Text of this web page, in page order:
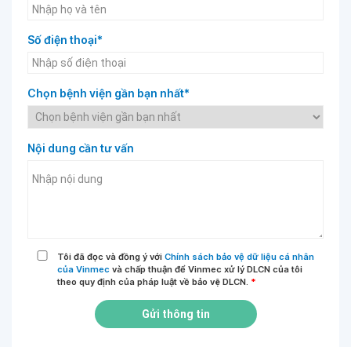
Số điện thoại*
Chọn bệnh viện gần bạn nhất*
Nội dung cần tư vấn
Tôi đã đọc và đồng ý với Chính sách bảo vệ dữ liệu cá nhân
của Vinmec và chấp thuận để Vinmec xử lý DLCN của tôi
theo quy định của pháp luật về bảo vệ DLCN. *
Gửi thông tin